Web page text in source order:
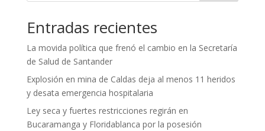
Entradas recientes
La movida política que frenó el cambio en la Secretaría
de Salud de Santander
Explosión en mina de Caldas deja al menos 11 heridos
y desata emergencia hospitalaria
Ley seca y fuertes restricciones regirán en
Bucaramanga y Floridablanca por la posesión